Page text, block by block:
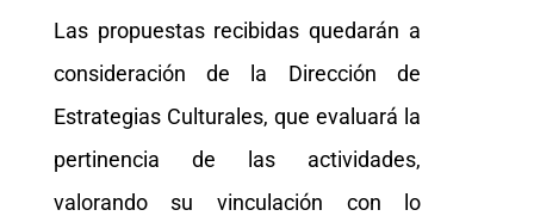
Las propuestas recibidas quedarán a
consideración de la Dirección de
Estrategias Culturales, que evaluará la
pertinencia de las actividades,
valorando su vinculación con lo